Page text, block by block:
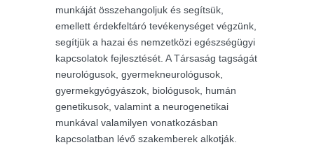
munkáját összehangoljuk és segítsük,
emellett érdekfeltáró tevékenységet végzünk,
segítjük a hazai és nemzetközi egészségügyi
kapcsolatok fejlesztését. A Társaság tagságát
neurológusok, gyermekneurológusok,
gyermekgyógyászok, biológusok, humán
genetikusok, valamint a neurogenetikai
munkával valamilyen vonatkozásban
kapcsolatban lévő szakemberek alkotják.